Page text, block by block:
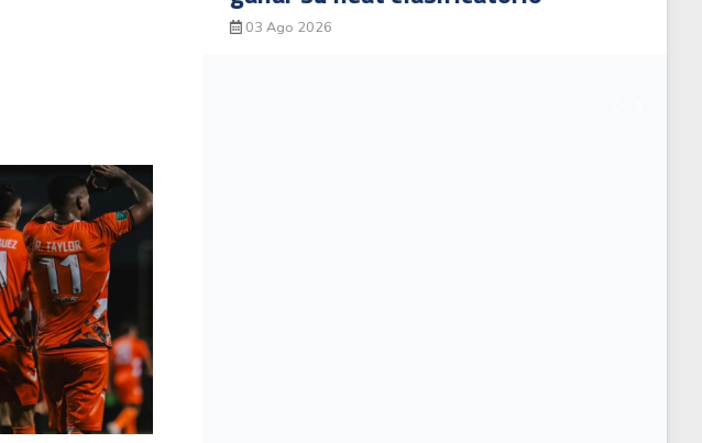
Santo Domingo 2026